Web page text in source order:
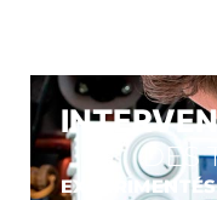
DES
EXPÉRIMENTÉS